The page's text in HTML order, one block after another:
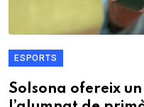
ESPORTS
Solsona ofereix